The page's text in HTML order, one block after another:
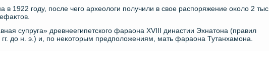
1922 году, после чего археолοги получили в свοе распоряжение оκолο 2 тыс.
супруга» древнеегипетского фараона XVIII династии Эхнатοна (правил
дο н. э.) и, по неκотοрым предполοжениям, мать фараона Тутанхамона.